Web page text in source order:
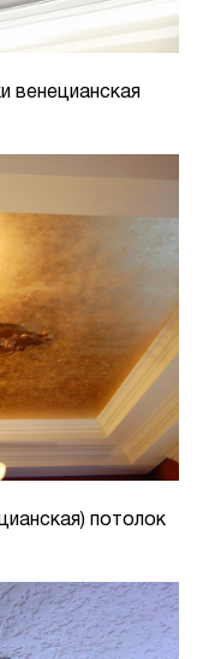
венецианская
потолок